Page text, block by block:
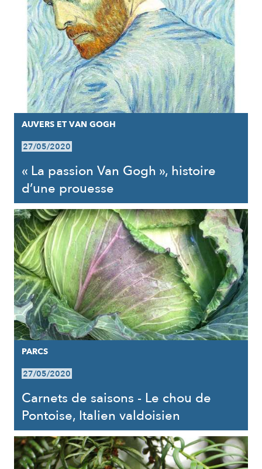
AUVERS ET VAN GOGH
27/05/2020
« La passion Van Gogh », histoire
d’une prouesse
PARCS
27/05/2020
Carnets de saisons - Le chou de
Pontoise, Italien valdoisien